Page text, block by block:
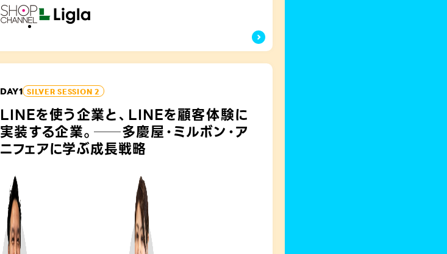
DAY1 SILVER SESSION 2
LINEを使う企業と、LINEを顧客体験に
実装する企業。──多慶屋・ミルボン・ア
ニフェアに学ぶ成長戦略